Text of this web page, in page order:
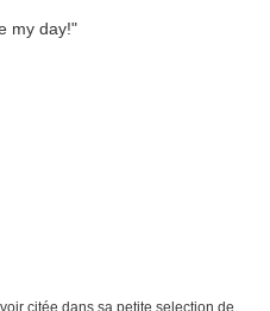
citée dans sa petite selection de